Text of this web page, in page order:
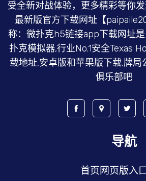
受全新对战体验，更多精彩等你
最新版官方下载网址【
称：微扑克h5链接app下载网址
扑克模拟器,行业No.1安全Texas
载地址,安卓版和苹果版下载,牌
俱乐部吧
导航
首页网页版入